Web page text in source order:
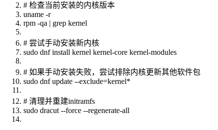
# 检查当前安装的内核版本
uname -r
rpm -qa | grep kernel
# 尝试手动安装新内核
sudo dnf install kernel kernel-core kernel-modules
# 如果手动安装失败，尝试排除内核更新其他软件包
sudo dnf update --exclude=kernel*
# 清理并重建initramfs
sudo dracut --force --regenerate-all